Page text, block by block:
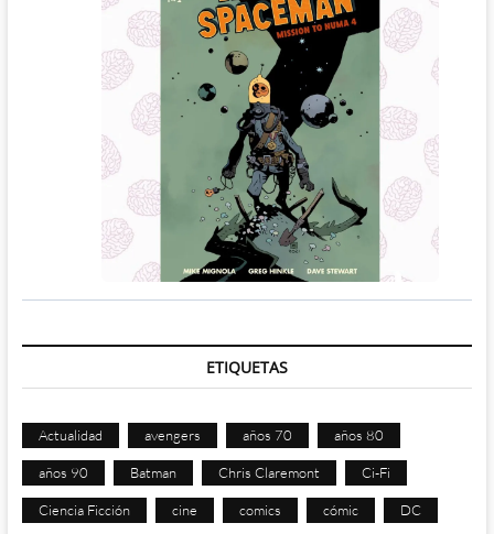
ETIQUETAS
Actualidad avengers años 70 años 80
años 90 Batman Chris Claremont Ci-Fi
Ciencia Ficción cine comics cómic DC